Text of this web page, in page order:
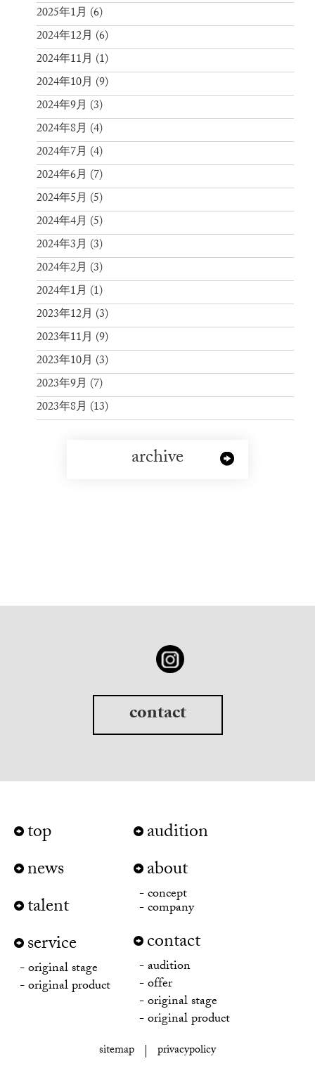
2025年1月 (6)
2024年12月 (6)
2024年11月 (1)
2024年10月 (9)
2024年9月 (3)
2024年8月 (4)
2024年7月 (4)
2024年6月 (7)
2024年5月 (5)
2024年4月 (5)
2024年3月 (3)
2024年2月 (3)
2024年1月 (1)
2023年12月 (3)
2023年11月 (9)
2023年10月 (3)
2023年9月 (7)
2023年8月 (13)
archive
contact
top
news
talent
service
original stage
original product
audition
about
concept
company
contact
audition
offer
original stage
original product
sitemap privacypolicy